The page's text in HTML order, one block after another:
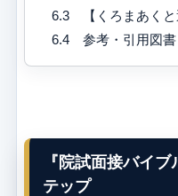
6.3 【くろまあくと
6.4 参考・引用図書
『院試面接バイ
テップ